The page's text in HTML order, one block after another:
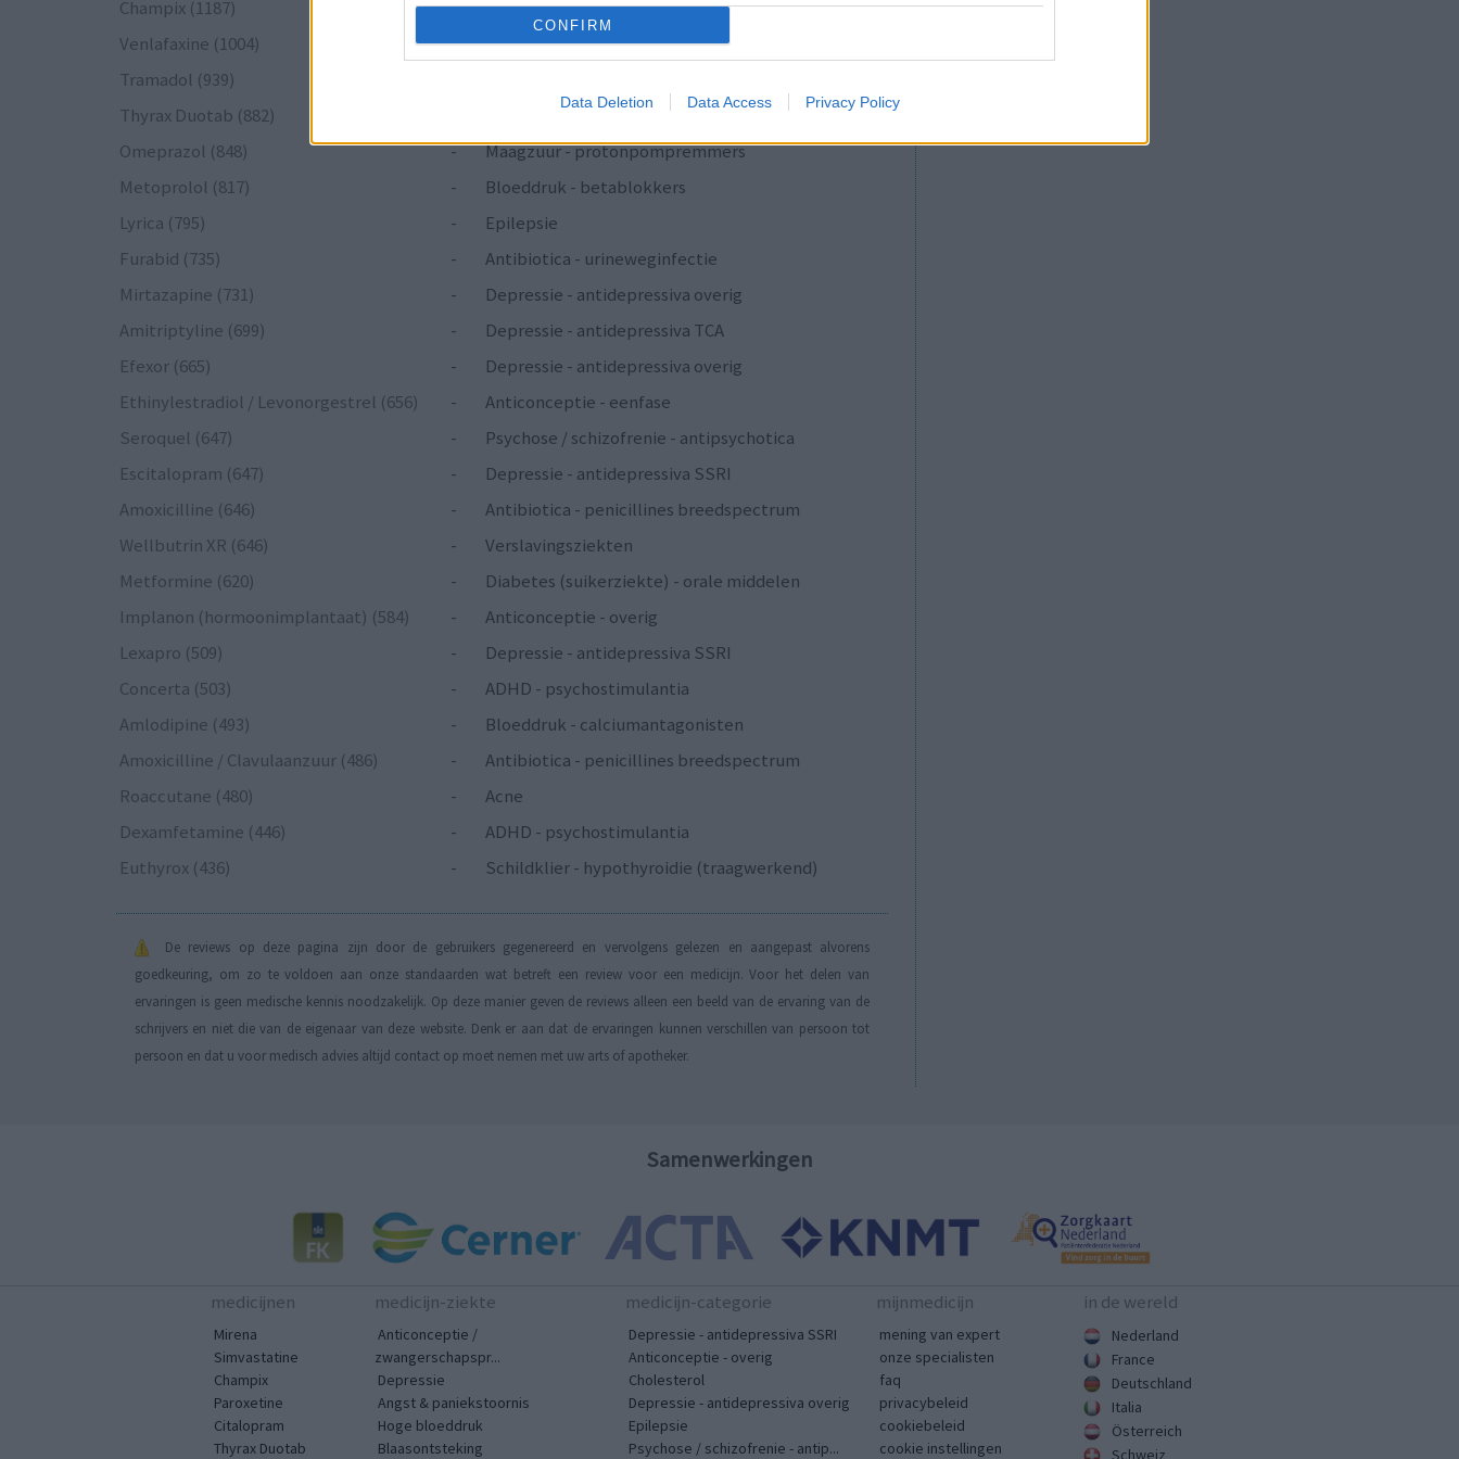
CONFIRM
Data Deletion Data Access Privacy Policy
Champix (1187)
-
Verslavingsziekten
Venlafaxine (1004)
-
Depressie - antidepressiva overig
Tramadol (939)
Thyrax Duotab (882)
Schildklier - hypothyroidie (traagwerkend)
Omeprazol (848)
-
Maagzuur - protonpompremmers
Metoprolol (817)
-
Bloeddruk - betablokkers
Lyrica (795)
-
Epilepsie
Furabid (735)
-
Antibiotica - urineweginfectie
Mirtazapine (731)
-
Depressie - antidepressiva overig
Amitriptyline (699)
-
Depressie - antidepressiva TCA
Efexor (665)
-
Depressie - antidepressiva overig
Ethinylestradiol / Levonorgestrel (656)
-
Anticonceptie - eenfase
Seroquel (647)
-
Psychose / schizofrenie - antipsychotica
Escitalopram (647)
-
Depressie - antidepressiva SSRI
Amoxicilline (646)
-
Antibiotica - penicillines breedspectrum
Wellbutrin XR (646)
-
Verslavingsziekten
Metformine (620)
-
Diabetes (suikerziekte) - orale middelen
Implanon (hormoonimplantaat) (584)
-
Anticonceptie - overig
Lexapro (509)
-
Depressie - antidepressiva SSRI
Concerta (503)
-
ADHD - psychostimulantia
Amlodipine (493)
-
Bloeddruk - calciumantagonisten
Amoxicilline / Clavulaanzuur (486)
-
Antibiotica - penicillines breedspectrum
Roaccutane (480)
-
Acne
Dexamfetamine (446)
-
ADHD - psychostimulantia
Euthyrox (436)
- Schildklier - hypothyroidie (traagwerkend)
De reviews op deze pagina zijn door de gebruikers gegenereerd en vervolgens gelezen en aangepast alvorens
goedkeuring, om zo te voldoen aan onze standaarden wat betreft een review voor een medicijn. Voor het delen van
ervaringen is geen medische kennis noodzakelijk. Op deze manier geven de reviews alleen een beeld van de ervaring van de
schrijvers en niet die van de eigenaar van deze website. Denk er aan dat de ervaringen kunnen verschillen van persoon tot
persoon en dat u voor medisch advies altijd contact op moet nemen met uw arts of apotheker.
Samenwerkingen
medicijnen
Mirena
Simvastatine
Champix
Paroxetine
Citalopram
Thyrax Duotab
medicijn-ziekte
Anticonceptie /
zwangerschapspr...
Depressie
Angst & paniekstoornis
Hoge bloeddruk
Blaasontsteking
medicijn-categorie
Depressie - antidepressiva SSRI
Anticonceptie - overig
Cholesterol
Depressie - antidepressiva overig
Epilepsie
Psychose / schizofrenie - antip...
mijnmedicijn
mening van expert
onze specialisten
faq
privacybeleid
cookiebeleid
cookie instellingen
in de wereld
Nederland
France
Deutschland
Italia
Österreich
Schweiz